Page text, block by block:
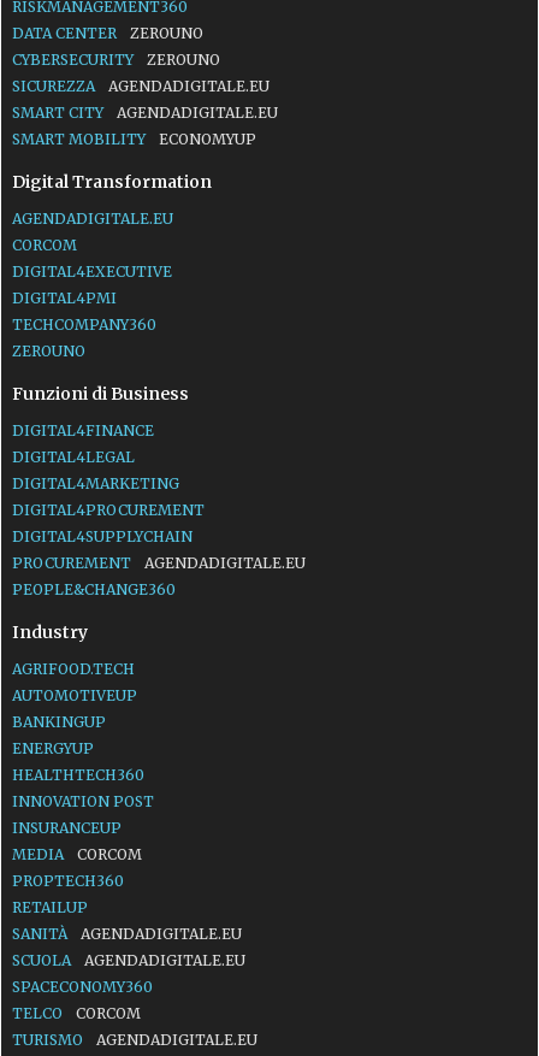
RISKMANAGEMENT360
DATA CENTER
ZEROUNO
CYBERSECURITY
ZEROUNO
SICUREZZA
AGENDADIGITALE.EU
SMART CITY
AGENDADIGITALE.EU
SMART MOBILITY
ECONOMYUP
Digital Transformation
AGENDADIGITALE.EU
CORCOM
DIGITAL4EXECUTIVE
DIGITAL4PMI
TECHCOMPANY360
ZEROUNO
Funzioni di Business
DIGITAL4FINANCE
DIGITAL4LEGAL
DIGITAL4MARKETING
DIGITAL4PROCUREMENT
DIGITAL4SUPPLYCHAIN
PROCUREMENT
AGENDADIGITALE.EU
PEOPLE&CHANGE360
Industry
AGRIFOOD.TECH
AUTOMOTIVEUP
BANKINGUP
ENERGYUP
HEALTHTECH360
INNOVATION POST
INSURANCEUP
MEDIA
CORCOM
PROPTECH360
RETAILUP
SANITÀ
AGENDADIGITALE.EU
SCUOLA
AGENDADIGITALE.EU
SPACECONOMY360
TELCO
CORCOM
TURISMO
AGENDADIGITALE.EU